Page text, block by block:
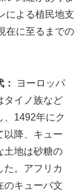
による植民地支
在に至るまでの
ヨーロッパ
タイノ族など
、1492年にク
以降、キュー
土地は砂糖の
た。アフリカ
のキューバ文